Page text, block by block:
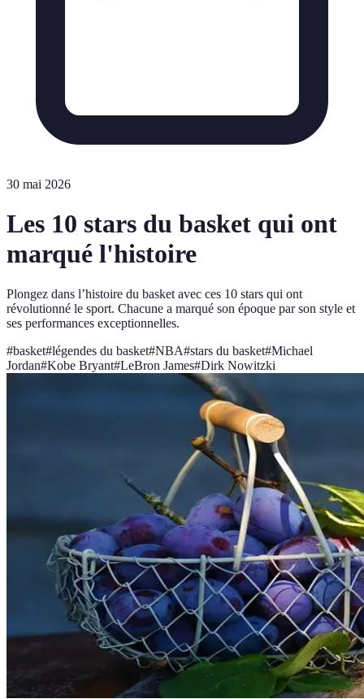
30 mai 2026
Les 10 stars du basket qui ont
marqué l'histoire
Plongez dans l’histoire du basket avec ces 10 stars qui ont
révolutionné le sport. Chacune a marqué son époque par son style et
ses performances exceptionnelles.
#basket#légendes du basket#NBA#stars du basket#Michael
Jordan#Kobe Bryant#LeBron James#Dirk Nowitzki